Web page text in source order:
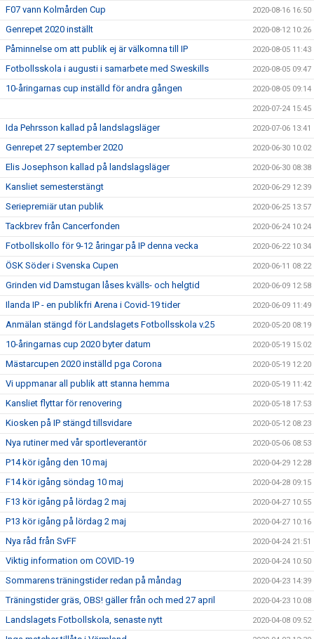
F07 vann Kolmården Cup 2020-08-16 16:50
Genrepet 2020 inställt 2020-08-12 10:26
Påminnelse om att publik ej är välkomna till IP 2020-08-05 11:43
Fotbollsskola i augusti i samarbete med Sweskills 2020-08-05 09:47
10-åringarnas cup inställd för andra gången 2020-08-05 09:14
2020-07-24 15:45
Ida Pehrsson kallad på landslagsläger 2020-07-06 13:41
Genrepet 27 september 2020 2020-06-30 10:02
Elis Josephson kallad på landslagsläger 2020-06-30 08:38
Kansliet semesterstängt 2020-06-29 12:39
Seriepremiär utan publik 2020-06-25 13:57
Tackbrev från Cancerfonden 2020-06-24 10:24
Fotbollskollo för 9-12 åringar på IP denna vecka 2020-06-22 10:34
ÖSK Söder i Svenska Cupen 2020-06-11 08:22
Grinden vid Damstugan låses kvälls- och helgtid 2020-06-09 12:58
Ilanda IP - en publikfri Arena i Covid-19 tider 2020-06-09 11:49
Anmälan stängd för Landslagets Fotbollsskola v.25 2020-05-20 08:19
10-åringarnas cup 2020 byter datum 2020-05-19 15:02
Mästarcupen 2020 inställd pga Corona 2020-05-19 12:20
Vi uppmanar all publik att stanna hemma 2020-05-19 11:42
Kansliet flyttar för renovering 2020-05-18 17:53
Kiosken på IP stängd tillsvidare 2020-05-12 08:23
Nya rutiner med vår sportleverantör 2020-05-06 08:53
P14 kör igång den 10 maj 2020-04-29 12:28
F14 kör igång söndag 10 maj 2020-04-28 09:15
F13 kör igång på lördag 2 maj 2020-04-27 10:55
P13 kör igång på lördag 2 maj 2020-04-27 10:16
Nya råd från SvFF 2020-04-24 21:51
Viktig information om COVID-19 2020-04-24 10:50
Sommarens träningstider redan på måndag 2020-04-23 14:39
Träningstider gräs, OBS! gäller från och med 27 april 2020-04-23 10:08
Landslagets Fotbollskola, senaste nytt 2020-04-08 09:52